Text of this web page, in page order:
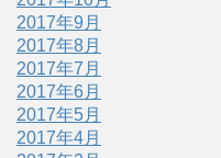
2017年9月
2017年8月
2017年7月
2017年6月
2017年5月
2017年4月